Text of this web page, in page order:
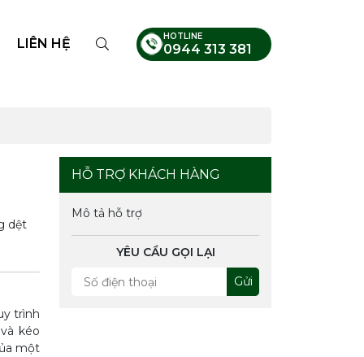
LIÊN HỆ HOTLINE
0944 313 381
dệt
trình
kéo
một
HỖ TRỢ KHÁCH HÀNG
Mô tả hỗ trợ
YÊU CẦU GỌI LẠI
Gửi